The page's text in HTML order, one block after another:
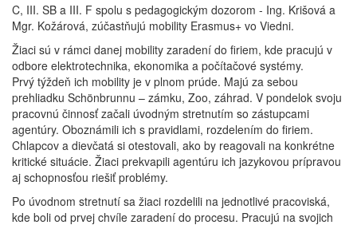
C, III. SB a III. F spolu s pedagogickým dozorom - Ing. Krišová a
Mgr. Kožárová, zúčastňujú mobility Erasmus+ vo Viedni.
Žiaci sú v rámci danej mobility zaradení do firiem, kde pracujú v
odbore elektrotechnika, ekonomika a počítačové systémy.
Prvý týždeň ich mobility je v plnom prúde. Majú za sebou
prehliadku Schönbrunnu – zámku, Zoo, záhrad. V pondelok svoju
pracovnú činnosť začali úvodným stretnutím so zástupcami
agentúry. Oboznámili ich s pravidlami, rozdelením do firiem.
Chlapcov a dievčatá si otestovali, ako by reagovali na konkrétne
kritické situácie. Žiaci prekvapili agentúru ich jazykovou prípravou
aj schopnosťou riešiť problémy.
Po úvodnom stretnutí sa žiaci rozdelili na jednotlivé pracoviská,
kde boli od prvej chvíle zaradení do procesu. Pracujú na svojich